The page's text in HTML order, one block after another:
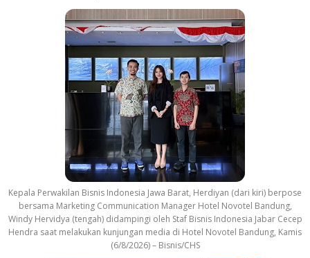
Kepala Perwakilan Bisnis Indonesia Jawa Barat, Herdiyan (dari kiri) berpose
bersama Marketing Communication Manager Hotel Novotel Bandung,
Windy Hervidya (tengah) didampingi oleh Staf Bisnis Indonesia Jabar Cecep
Hendra saat melakukan kunjungan media di Hotel Novotel Bandung, Kamis
(6/8/2026) – Bisnis/CHS